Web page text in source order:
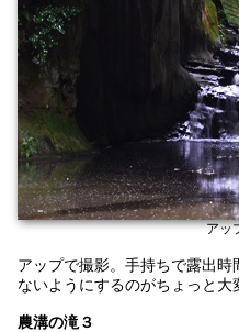
アッ
アップで撮影。手持ちで露出
ないようにするのがちょっと大
農溝の滝３